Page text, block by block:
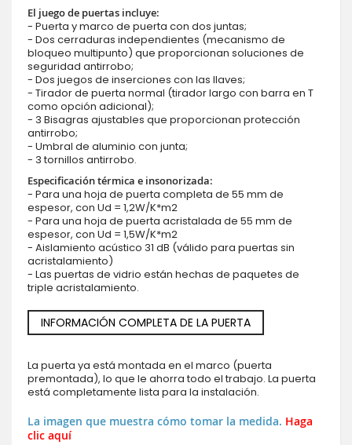
El juego de puertas incluye:
- Puerta y marco de puerta con dos juntas;
- Dos cerraduras independientes (mecanismo de
bloqueo multipunto) que proporcionan soluciones de
seguridad antirrobo;
- Dos juegos de inserciones con las llaves;
- Tirador de puerta normal (tirador largo con barra en T
como opción adicional);
- 3 Bisagras ajustables que proporcionan protección
antirrobo;
- Umbral de aluminio con junta;
- 3 tornillos antirrobo.
Especificación térmica e insonorizada:
- Para una hoja de puerta completa de 55 mm de
espesor, con Ud = 1,2W/K*m2
- Para una hoja de puerta acristalada de 55 mm de
espesor, con Ud = 1,5W/K*m2
- Aislamiento acústico 31 dB (válido para puertas sin
acristalamiento)
- Las puertas de vidrio están hechas de paquetes de
triple acristalamiento.
INFORMACIÓN COMPLETA DE LA PUERTA
La puerta ya está montada en el marco (puerta
premontada), lo que le ahorra todo el trabajo. La puerta
está completamente lista para la instalación.
La imagen que muestra cómo tomar la medida. Haga
clic aquí